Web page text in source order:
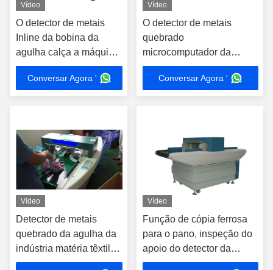
Vídeo
O detector de metais
Inline da bobina da
agulha calça a máquina
do pó do brinquedo da
roupa
Conversar Agora '
Vídeo
O detector de metais
quebrado
microcomputador da
agulha para peúgas, luvas
apressa 25m/minuto
Conversar Agora '
Vídeo
Detector de metais
quebrado da agulha da
indústria matéria têxtil
profissional para a
Vídeo
Função de cópia ferrosa
para o pano, inspeção do
apoio do detector da
agulha do transporte das